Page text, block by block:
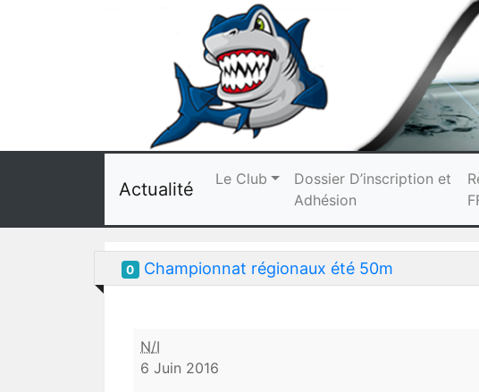
Actualité Le Club
Dossier D’inscription et
Adhésion
0 Championnat régionaux été 50m
Championnat
régionaux
N/I
6 Juin 2016